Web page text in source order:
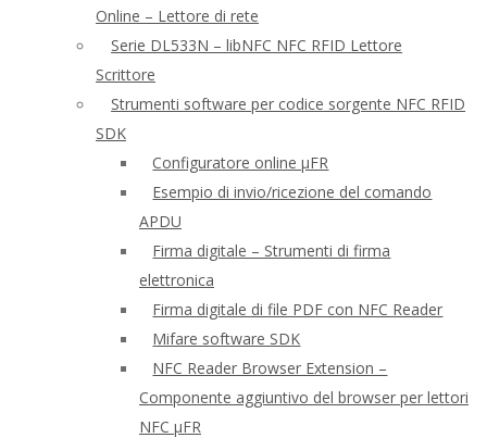
Online – Lettore di rete
Serie DL533N – libNFC NFC RFID Lettore
Scrittore
Strumenti software per codice sorgente NFC RFID
SDK
Configuratore online μFR
Esempio di invio/ricezione del comando
APDU
Firma digitale – Strumenti di firma
elettronica
Firma digitale di file PDF con NFC Reader
Mifare software SDK
NFC Reader Browser Extension –
Componente aggiuntivo del browser per lettori
NFC μFR